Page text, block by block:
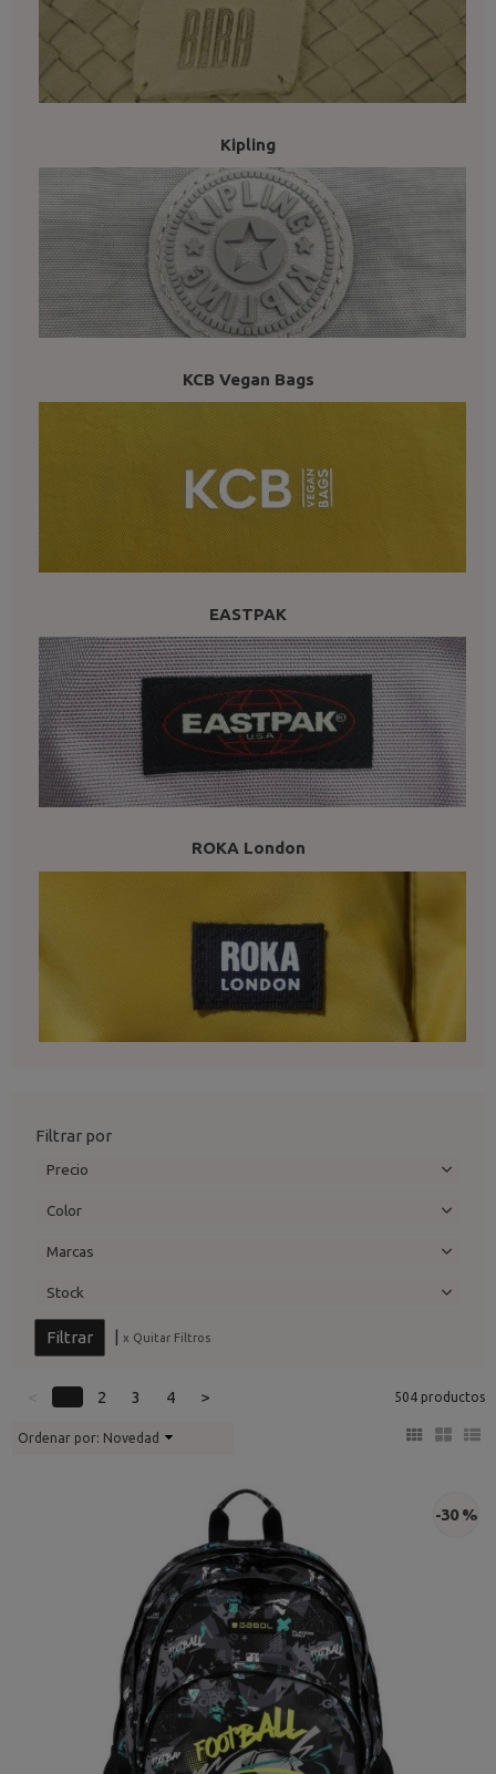
Kipling
KCB Vegan Bags
EASTPAK
ROKA London
Filtrar por
Precio
Color
Marcas
Stock
| x Quitar Filtros
2 3 4 > 504 productos
Ordenar por: Novedad
-30 %